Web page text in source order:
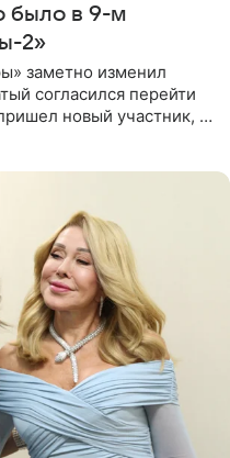
было в 9-м
2»
заметно изменил
согласился перейти
новый участник, а